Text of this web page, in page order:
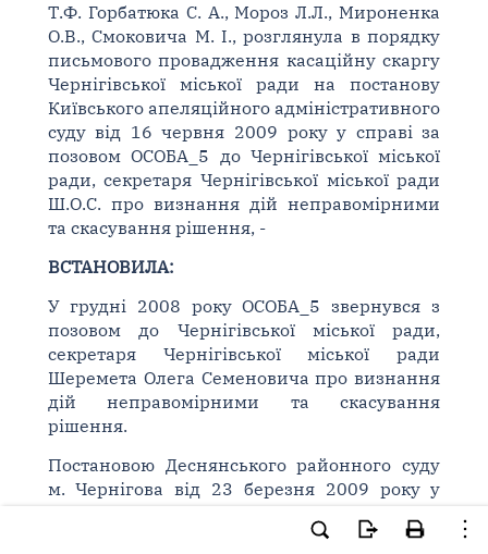
Т.Ф. Горбатюка С. А., Мороз Л.Л., Мироненка
О.В., Смоковича М. І., розглянула в порядку
письмового провадження касаційну скаргу
Чернігівської міської ради на постанову
Київського апеляційного адміністративного
суду від 16 червня 2009 року у справі за
позовом ОСОБА_5 до Чернігівської міської
ради, секретаря Чернігівської міської ради
Ш.О.С. про визнання дій неправомірними
та скасування рішення, -
ВСТАНОВИЛА:
У грудні 2008 року ОСОБА_5 звернувся з
позовом до Чернігівської міської ради,
секретаря Чернігівської міської ради
Шеремета Олега Семеновича про визнання
дій неправомірними та скасування
рішення.
Постановою Деснянського районного суду
м. Чернігова від 23 березня 2009 року у